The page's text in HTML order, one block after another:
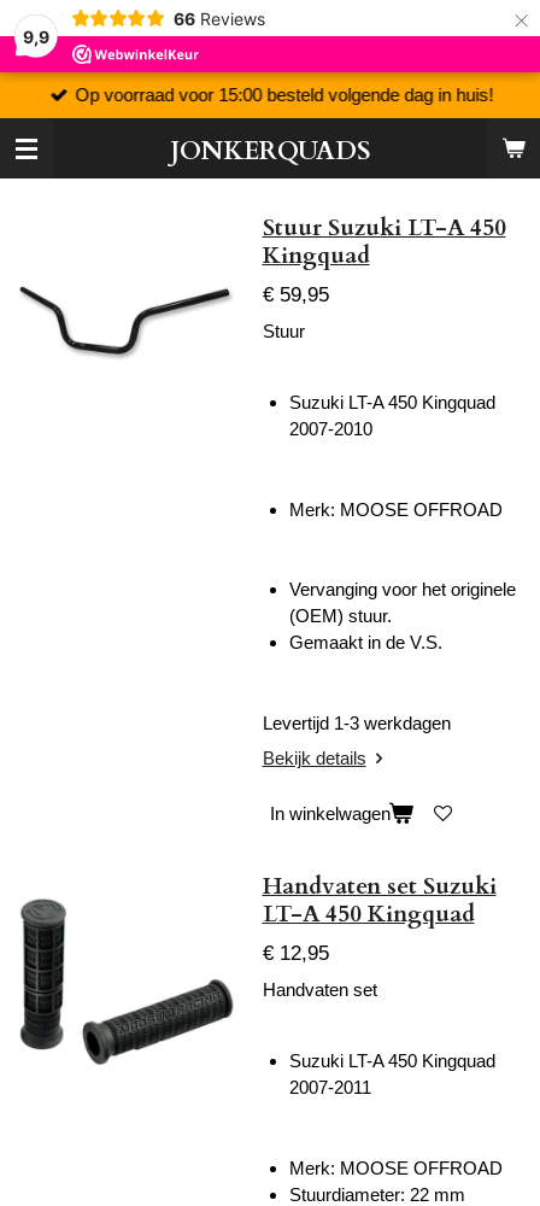
9,9
66 Reviews ×
JONKERQUADS
Op voorraad voor 15:00 besteld volgende dag in huis!
Stuur Suzuki LT-A 450
Kingquad
€ 59,95
Stuur
Suzuki LT-A 450 Kingquad
2007-2010
Merk: MOOSE OFFROAD
Vervanging voor het originele
(OEM) stuur.
Gemaakt in de V.S.
Levertijd 1-3 werkdagen
Bekijk details
In winkelwagen
Handvaten set Suzuki
LT-A 450 Kingquad
€ 12,95
Handvaten set
Suzuki LT-A 450 Kingquad
2007-2011
Merk: MOOSE OFFROAD
Stuurdiameter: 22 mm